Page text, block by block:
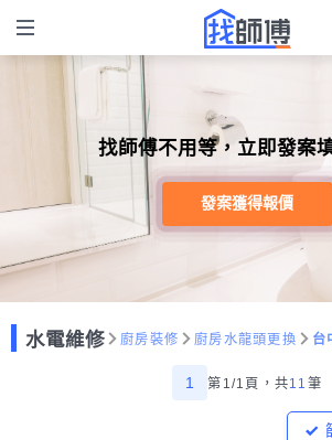
找師傅不用等，立即發案
發案獲得報價
水電維修 廚房裝修 廚房水龍頭更換 台
1 第1/1頁， 共11 筆